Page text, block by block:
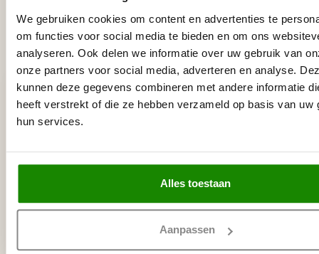
We gebruiken cookies om content en advertenties te
om functies voor social media te bieden en om ons
analyseren. Ook delen we informatie over uw gebruik van
onze partners voor social media, adverteren en analyse.
kunnen deze gegevens combineren met andere informatie
heeft verstrekt of die ze hebben verzameld op basis van uw
hun services.
Alles toestaan
Aanpassen
Recent bekeken